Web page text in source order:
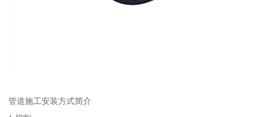
管道施工安装方式简介